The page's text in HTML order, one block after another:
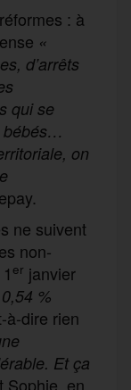
: à
«
d’arrêts
qui se
bébés…
on
ne suivent
non-
er janvier
%
à-dire rien
Et ça
Sophie, en